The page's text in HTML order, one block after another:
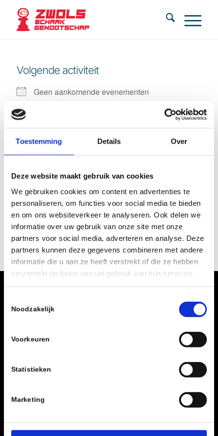
Toestemming Details Over
Deze website maakt gebruik van cookies
We gebruiken cookies om content en advertenties te
personaliseren, om functies voor social media te bieden
en om ons websiteverkeer te analyseren. Ook delen we
informatie over uw gebruik van onze site met onze
partners voor social media, adverteren en analyse. Deze
partners kunnen deze gegevens combineren met andere
informatie die u aan ze heeft verstrekt of die ze hebben
verzameld op basis van uw gebruik van hun services.
Noodzakelijk
Voorkeuren
Statistieken
Marketing
Volgende activiteit
Geen aankomende evenementen
Beschrijving
Aankomende evenementen
Geen evenementen in deze categorie
Radewijnsstraat 1